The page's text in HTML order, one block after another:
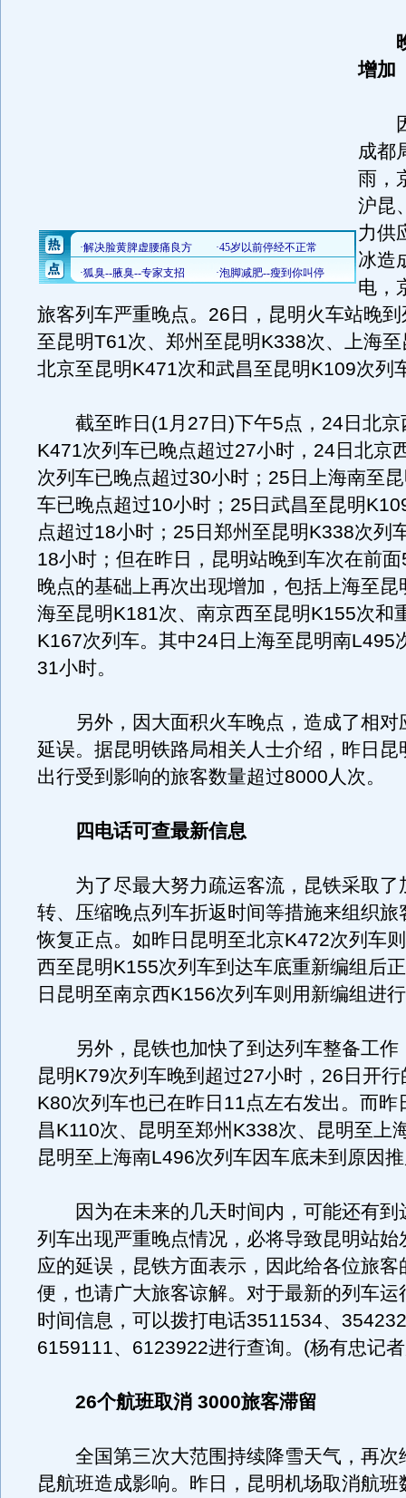
增加
因
成都
雨，
沪昆
力供
冰造
电，
旅客列车严重晚点。26日，昆明火车站晚
至昆明T61次、郑州至昆明K338次、上海
北京至昆明K471次和武昌至昆明K109次列
截至昨日(1月27日)下午5点，24日北京
K471次列车已晚点超过27小时，24日北京
次列车已晚点超过30小时；25日上海南至
车已晚点超过10小时；25日武昌至昆明
点超过18小时；25日郑州至昆明K338次列
18小时；但在昨日，昆明站晚到车次在前
晚点的基础上再次出现增加，包括上海至
海至昆明K181次、南京西至昆明K155次和
K167次列车。其中24日上海至昆明南L495
31小时。
另外，因大面积火车晚点，造成了相对
延误。据昆明铁路局相关人士介绍，昨日昆
出行受到影响的旅客数量超过8000人次。
四电话可查最新信息
为了尽最大努力疏运客流，昆铁采取了
转、压缩晚点列车折返时间等措施来组织旅
恢复正点。如昨日昆明至北京K472次列车
西至昆明K155次列车到达车底重新编组后
日昆明至南京西K156次列车则用新编组进
另外，昆铁也加快了到达列车整备工作
昆明K79次列车晚到超过27小时，26日开
K80次列车也已在昨日11点左右发出。而昨
昌K110次、昆明至郑州K338次、昆明至上
昆明至上海南L496次列车因车底未到原因
因为在未来的几天时间内，可能还有到
列车出现严重晚点情况，必将导致昆明站始
应的延误，昆铁方面表示，因此给各位旅客
便，也请广大旅客谅解。对于最新的列车运
时间信息，可以拨打电话3511534、
6159111、6123922进行查询。(杨有忠记
26个航班取消 3000旅客滞留
全国第三次大范围持续降雪天气，再次
昆航班造成影响。昨日，昆明机场取消航班